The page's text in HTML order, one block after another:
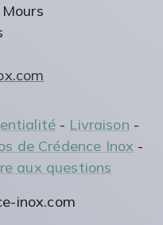
- Livraison -
de Crédence Inox -
aux questions
inox.com